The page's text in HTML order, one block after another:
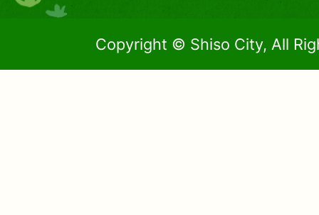
Copyright © Shiso City, All